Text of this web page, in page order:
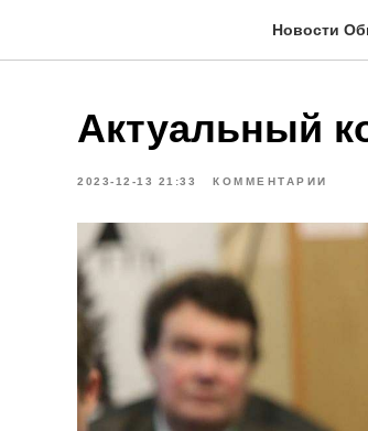
Новости
Актуальный
2023-12-13 21:33 КОММЕНТАРИИ